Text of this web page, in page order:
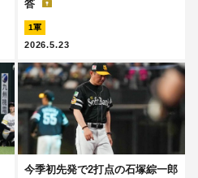
答
1軍
2026.5.23
今季初先発で2打点の石塚綜一郎